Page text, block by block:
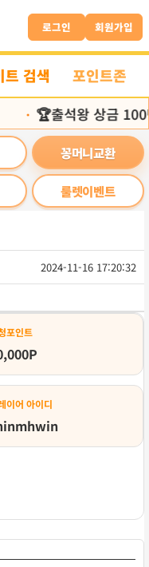
로그인 회원가입
트 검색 포인트존
🏆출석왕 상금 100
꽁머니교환
룰렛이벤트
2024-11-16 17:20:32
록
포인트
이어 아이디